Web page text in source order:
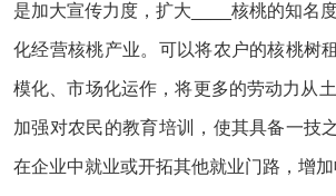
是加大宣传力度，扩大____核桃的知名
化经营核桃产业。可以将农户的核桃树
模化、市场化运作，将更多的劳动力从
加强对农民的教育培训，使其具备一技
在企业中就业或开拓其他就业门路，增加